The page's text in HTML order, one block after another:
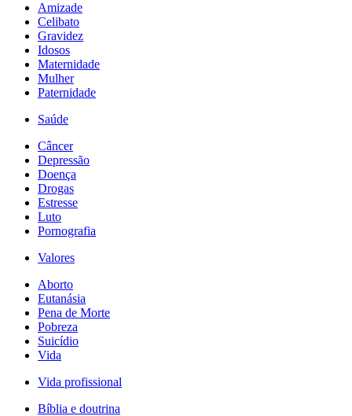
Amizade
Celibato
Gravidez
Idosos
Maternidade
Mulher
Paternidade
Saúde
Câncer
Depressão
Doença
Drogas
Estresse
Luto
Pornografia
Valores
Aborto
Eutanásia
Pena de Morte
Pobreza
Suicídio
Vida
Vida profissional
Bíblia e doutrina